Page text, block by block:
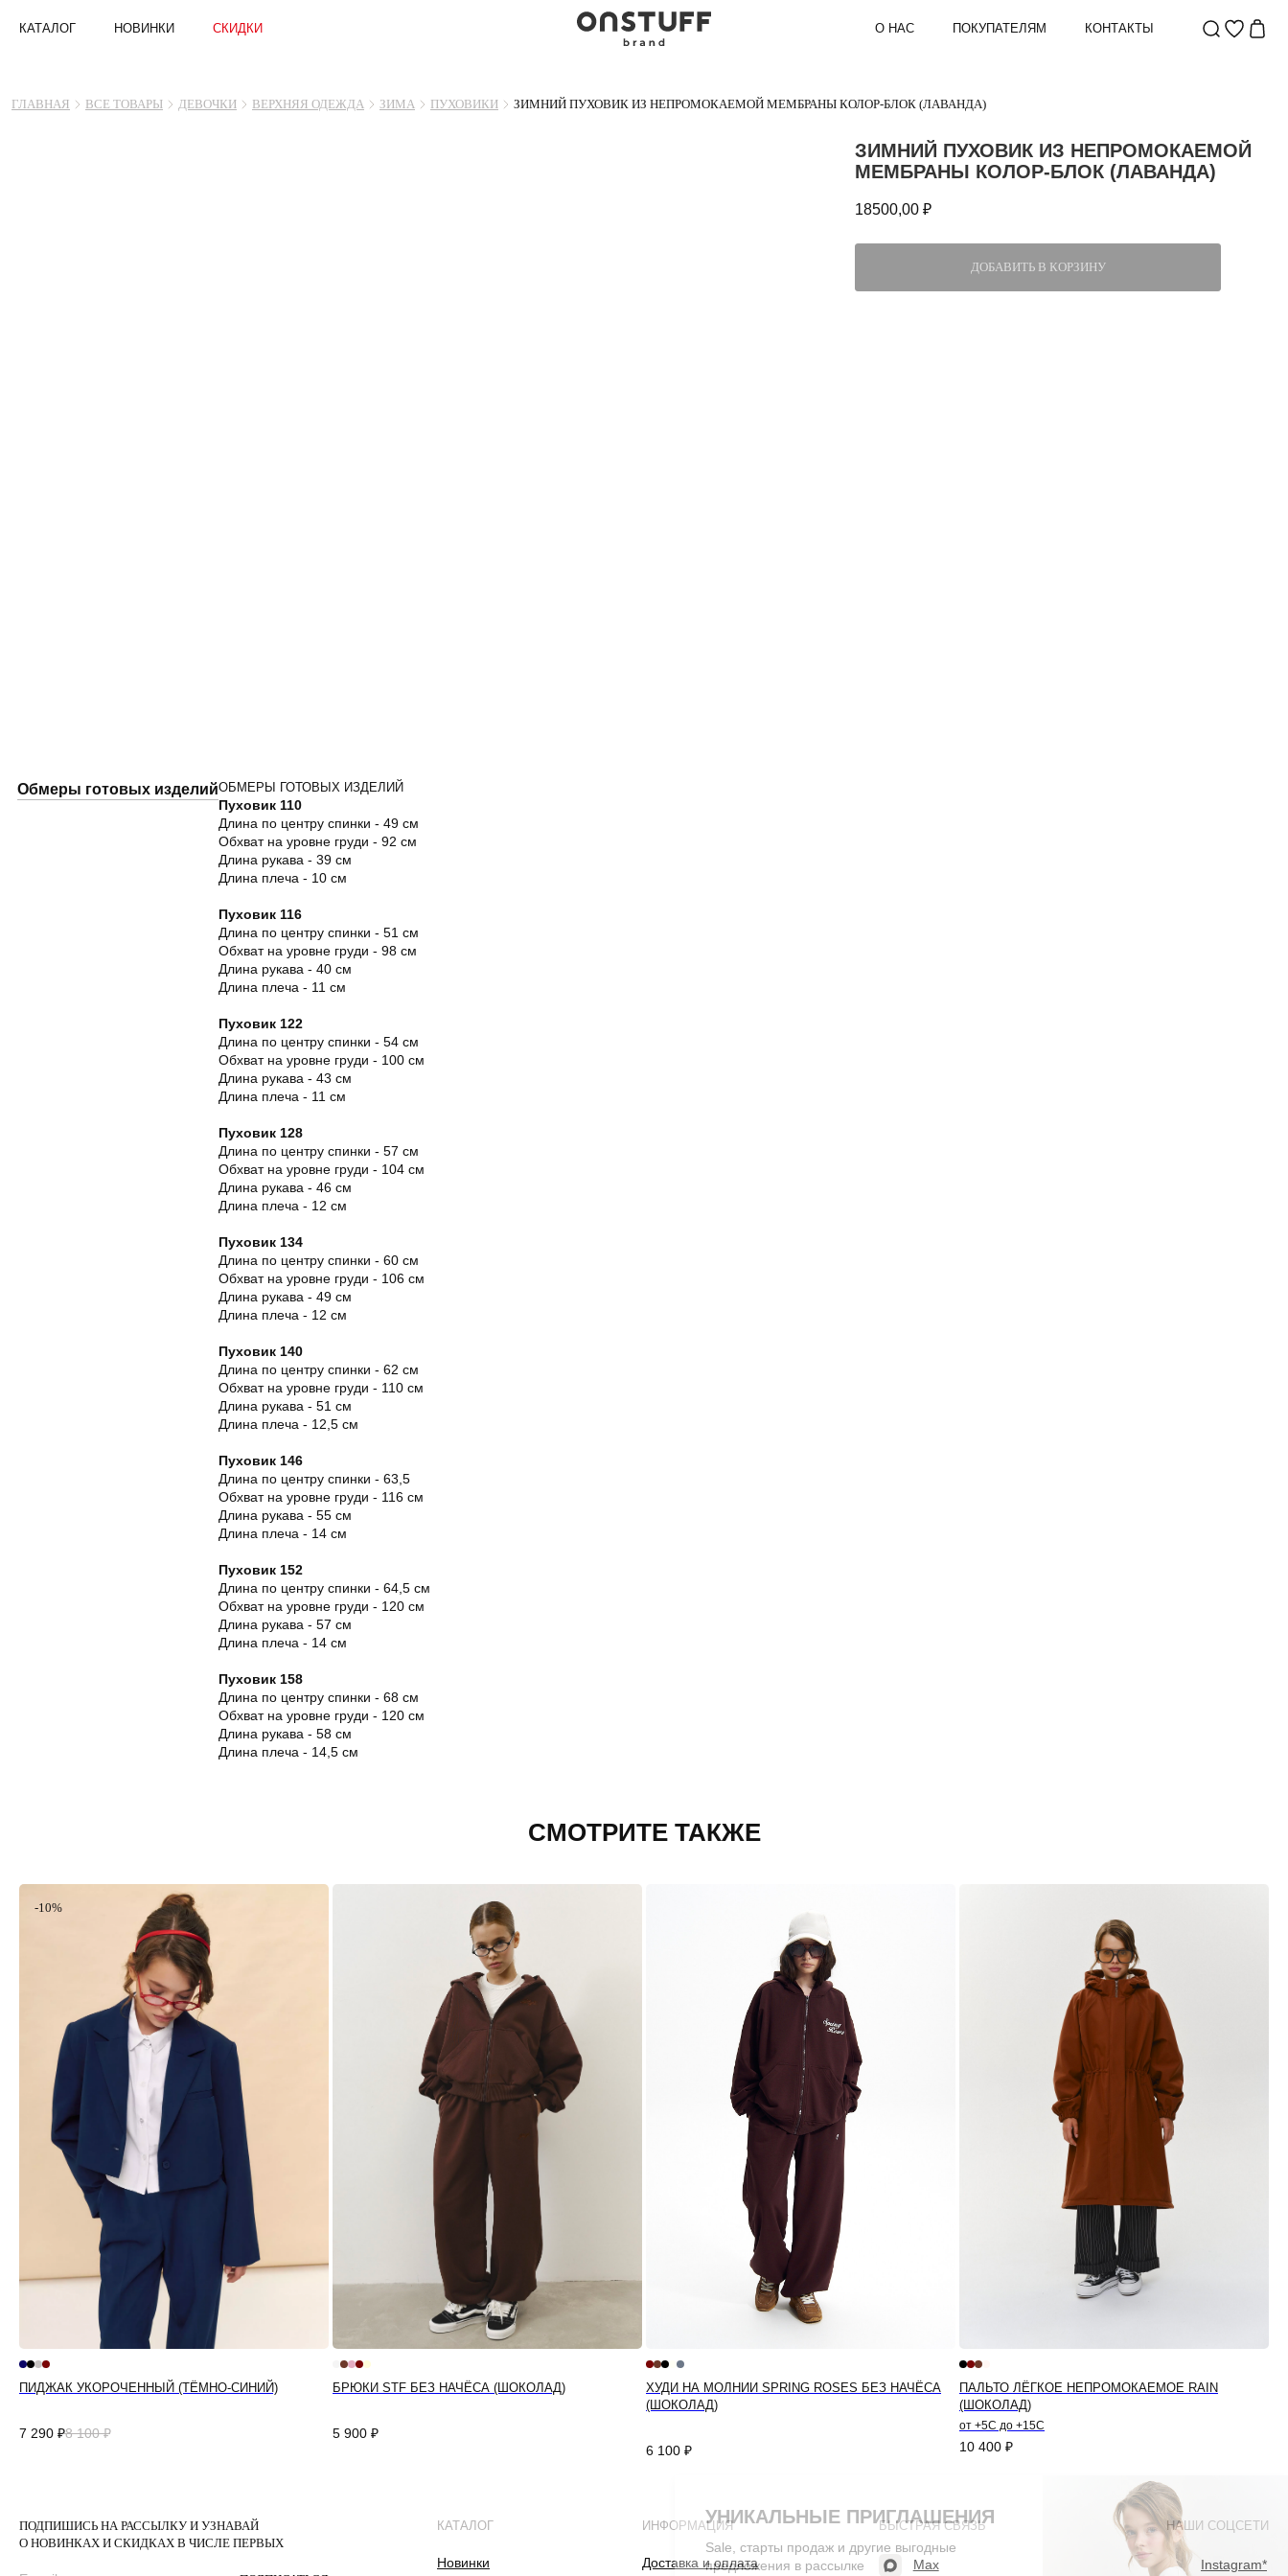
КАТАЛОГ НОВИНКИ СКИДКИ О НАС ПОКУПАТЕЛЯМ КОНТАКТЫ
ГЛАВНАЯ ВСЕ ТОВАРЫ ДЕВОЧКИ ВЕРХНЯЯ ОДЕЖДА ЗИМА ПУХОВИКИ ЗИМНИЙ ПУХОВИК ИЗ НЕПРОМОКАЕМОЙ МЕМБРАНЫ КОЛОР-БЛОК (ЛАВАНДА)
ЗИМНИЙ ПУХОВИК ИЗ НЕПРОМОКАЕМОЙ
МЕМБРАНЫ КОЛОР-БЛОК (ЛАВАНДА)
18500,00 ₽
ДОБАВИТЬ В КОРЗИНУ
Обмеры готовых изделийОБМЕРЫ ГОТОВЫХ ИЗДЕЛИЙ
Пуховик 110
Длина по центру спинки - 49 см
Обхват на уровне груди - 92 см
Длина рукава - 39 см
Длина плеча - 10 см
Пуховик 116
Длина по центру спинки - 51 см
Обхват на уровне груди - 98 см
Длина рукава - 40 см
Длина плеча - 11 см
Пуховик 122
Длина по центру спинки - 54 см
Обхват на уровне груди - 100 см
Длина рукава - 43 см
Длина плеча - 11 см
Пуховик 128
Длина по центру спинки - 57 см
Обхват на уровне груди - 104 см
Длина рукава - 46 см
Длина плеча - 12 см
Пуховик 134
Длина по центру спинки - 60 см
Обхват на уровне груди - 106 см
Длина рукава - 49 см
Длина плеча - 12 см
Пуховик 140
Длина по центру спинки - 62 см
Обхват на уровне груди - 110 см
Длина рукава - 51 см
Длина плеча - 12,5 см
Пуховик 146
Длина по центру спинки - 63,5
Обхват на уровне груди - 116 см
Длина рукава - 55 см
Длина плеча - 14 см
Пуховик 152
Длина по центру спинки - 64,5 см
Обхват на уровне груди - 120 см
Длина рукава - 57 см
Длина плеча - 14 см
Пуховик 158
Длина по центру спинки - 68 см
Обхват на уровне груди - 120 см
Длина рукава - 58 см
Длина плеча - 14,5 см
СМОТРИТЕ ТАКЖЕ
-10%
ПИДЖАК УКОРОЧЕННЫЙ (ТЁМНО-СИНИЙ)
7 290 ₽8 100 ₽
БРЮКИ STF БЕЗ НАЧЁСА (ШОКОЛАД)
5 900 ₽
ХУДИ НА МОЛНИИ SPRING ROSES БЕЗ НАЧЁСА
(ШОКОЛАД)
6 100 ₽
ПАЛЬТО ЛЁГКОЕ НЕПРОМОКАЕМОЕ RAIN
(ШОКОЛАД)
от +5С до +15С
10 400 ₽
ПОДПИШИСЬ НА РАССЫЛКУ И УЗНАВАЙ
О НОВИНКАХ И СКИДКАХ В ЧИСЛЕ ПЕРВЫХ
КАТАЛОГ
Новинки
ИНФОРМАЦИЯ
Доставка и оплата
БЫСТРАЯ СВЯЗЬ
Max
НАШИ СОЦСЕТИ
Instagram*
УНИКАЛЬНЫЕ ПРИГЛАШЕНИЯ
Sale, старты продаж и другие выгодные
предложения в рассылке